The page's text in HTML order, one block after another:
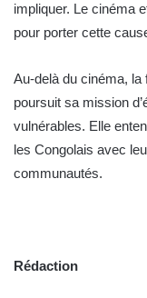
impliquer. Le cinéma
pour porter cette
Au-delà du cinéma, la
poursuit sa mission
vulnérables. Elle
les Congolais avec
communautés.
Rédaction